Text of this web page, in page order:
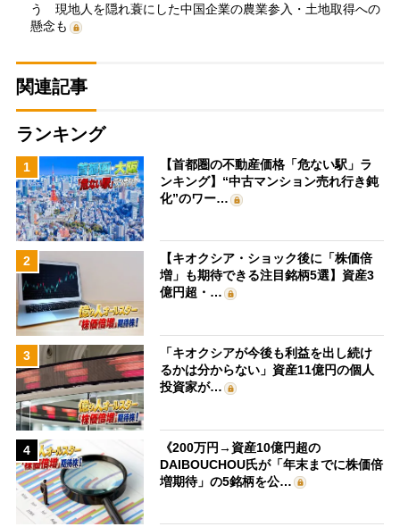
う 現地人を隠れ蓑にした中国企業の農業参入・土地取得への
懸念も
関連記事
ランキング
1
【首都圏の不動産価格「危ない駅」ラ
ンキング】“中古マンション売れ行き鈍
化”のワー…
2
【キオクシア・ショック後に「株価倍
増」も期待できる注目銘柄5選】資産3
億円超・…
3
「キオクシアが今後も利益を出し続け
るかは分からない」資産11億円の個人
投資家が…
4
《200万円→資産10億円超の
DAIBOUCHOU氏が「年末までに株価倍
増期待」の5銘柄を公…